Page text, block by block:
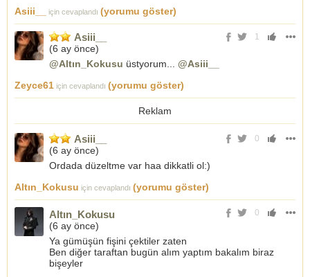
Asiii__
için cevaplandı (yorumu göster)
1
Asiii__
(6 ay önce)
@Altın_Kokusu üstyorum... @Asiii__
Zeyce61 için cevaplandı (yorumu göster)
Reklam
0
Asiii__
(6 ay önce)
Ordada düzeltme var haa dikkatli ol:)
Altın_Kokusu için cevaplandı (yorumu göster)
0
Altın_Kokusu
(6 ay önce)
Ya gümüşün fişini çektiler zaten
Ben diğer taraftan bugün alım yaptım bakalım biraz
bişeyler